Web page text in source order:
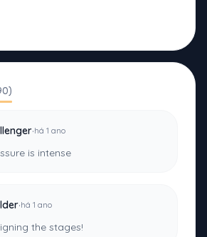
·há 1 ano
is intense
·há 1 ano
the stages!